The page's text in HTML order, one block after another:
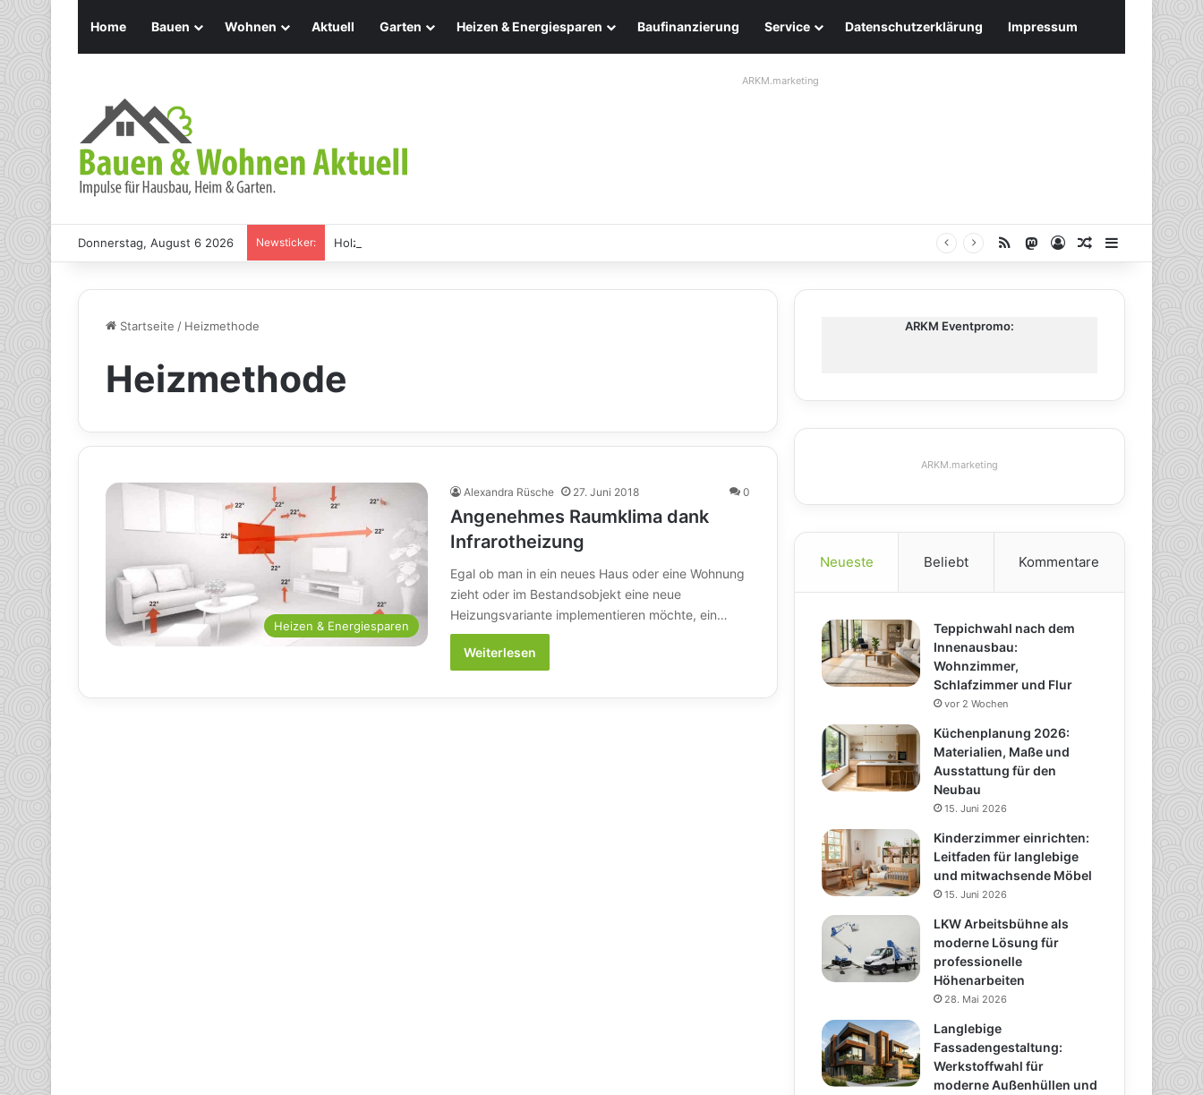
Home Bauen Wohnen Aktuell Garten Heizen & Energiesparen Baufinanzierung Service Datenschutzerklärung Impressum
ARKM.marketing
Donnerstag, August 6 2026 Newsticker: Holz Pendelleuchten: Eleganz und Nachhaltigkeit für Ihr Zuhause RSS Mastodon
AnmeldenZufälliger
Startseite / Heizmethode
Heizmethode
Heizen & Energiesparen
Alexandra Rüsche 27. Juni 2018 0
Angenehmes Raumklima dank
Infrarotheizung
Egal ob man in ein neues Haus oder eine Wohnung
zieht oder im Bestandsobjekt eine neue
Heizungsvariante implementieren möchte, ein…
Weiterlesen
ARKM Eventpromo:
ARKM.marketing
Neueste Beliebt Kommentare
Teppichwahl nach dem
Innenausbau:
Wohnzimmer,
Schlafzimmer und Flur
vor 2 Wochen
Küchenplanung 2026:
Materialien, Maße und
Ausstattung für den
Neubau
15. Juni 2026
Kinderzimmer einrichten:
Leitfaden für langlebige
und mitwachsende Möbel
15. Juni 2026
LKW Arbeitsbühne als
moderne Lösung für
professionelle
Höhenarbeiten
28. Mai 2026
Langlebige
Fassadengestaltung:
Werkstoffwahl für
moderne Außenhüllen und